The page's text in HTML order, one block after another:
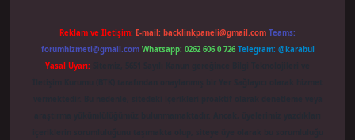
Reklam ve İletişim: E-mail: backlinkpaneli@gmail.com Teams:
forumhizmeti@gmail.com Whatsapp: 0262 606 0 726 Telegram: @karabul
Yasal Uyarı: